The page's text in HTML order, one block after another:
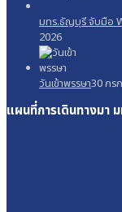
มทร.ธัญบุรี จับมือ
2026
วันเข้าพรรษา30 กร
แผนที่การเดินทางมา